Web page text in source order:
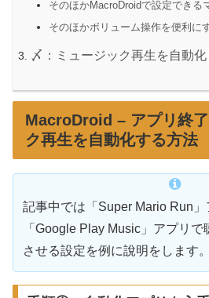
そのほかMacroDroidで設定できる
そのほかボリューム操作を便利に
〆：ミュージック再生を自動化
MacroDroid – アプリ終
ク再生を自動化する方法
記事中では「Super Mario Run」
「Google Play Music」アプリ
させる設定を例に說明をします。